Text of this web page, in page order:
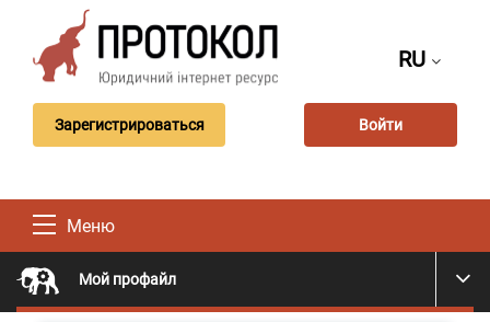
RU
Зарегистрироваться Войти
Меню
Мой профайл